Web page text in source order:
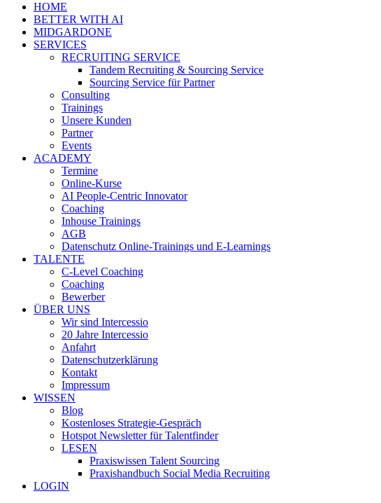
HOME
BETTER WITH AI
MIDGARDONE
SERVICES
RECRUITING SERVICE
Tandem Recruiting & Sourcing Service
Sourcing Service für Partner
Consulting
Trainings
Unsere Kunden
Partner
Events
ACADEMY
Termine
Online-Kurse
AI People-Centric Innovator
Coaching
Inhouse Trainings
AGB
Datenschutz Online-Trainings und E-Learnings
TALENTE
C-Level Coaching
Coaching
Bewerber
ÜBER UNS
Wir sind Intercessio
20 Jahre Intercessio
Anfahrt
Datenschutzerklärung
Kontakt
Impressum
WISSEN
Blog
Kostenloses Strategie-Gespräch
Hotspot Newsletter für Talentfinder
LESEN
Praxiswissen Talent Sourcing
Praxishandbuch Social Media Recruiting
LOGIN